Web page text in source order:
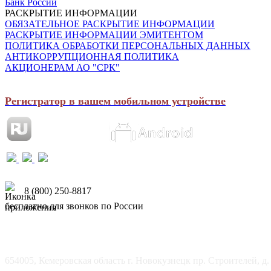
Банк России
РАСКРЫТИЕ ИНФОРМАЦИИ
ОБЯЗАТЕЛЬНОЕ РАСКРЫТИЕ ИНФОРМАЦИИ
РАСКРЫТИЕ ИНФОРМАЦИИ ЭМИТЕНТОМ
ПОЛИТИКА ОБРАБОТКИ ПЕРСОНАЛЬНЫХ ДАННЫХ
АНТИКОРРУПЦИОННАЯ ПОЛИТИКА
АКЦИОНЕРАМ АО "СРК"
Регистратор в вашем мобильном устройстве
8 (800) 250-8817
бесплатно для звонков по России